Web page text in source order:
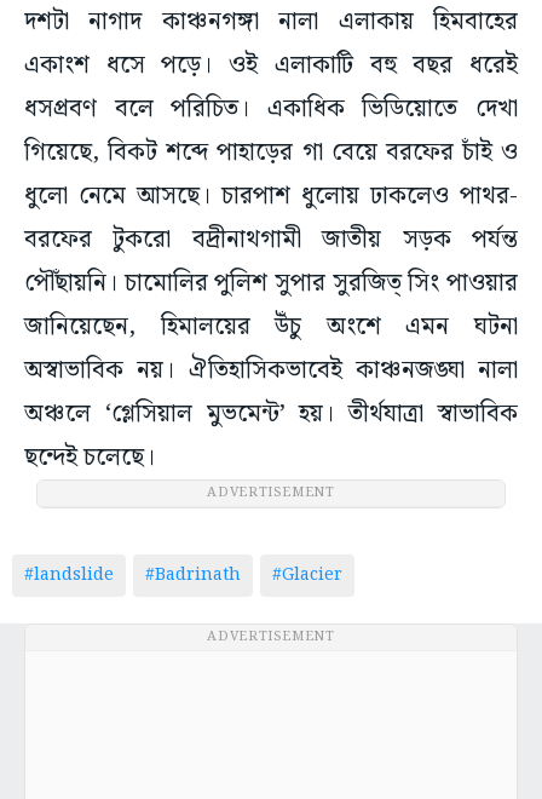
দশটা নাগাদ কাঞ্চনগঙ্গা নালা এলাকায় হিমবাহের
একাংশ ধসে পড়ে। ওই এলাকাটি বহু বছর ধরেই
ধসপ্রবণ বলে পরিচিত। একাধিক ভিডিয়োতে দেখা
গিয়েছে, বিকট শব্দে পাহাড়ের গা বেয়ে বরফের চাঁই ও
ধুলো নেমে আসছে। চারপাশ ধুলোয় ঢাকলেও পাথর-
বরফের টুকরো বদ্রীনাথগামী জাতীয় সড়ক পর্যন্ত
পৌঁছায়নি। চামোলির পুলিশ সুপার সুরজিত্ সিং পাওয়ার
জানিয়েছেন, হিমালয়ের উঁচু অংশে এমন ঘটনা
অস্বাভাবিক নয়। ঐতিহাসিকভাবেই কাঞ্চনজঙ্ঘা নালা
অঞ্চলে ‘গ্লেসিয়াল মুভমেন্ট’ হয়। তীর্থযাত্রা স্বাভাবিক
ছন্দেই চলেছে।
ADVERTISEMENT
#landslide #Badrinath #Glacier
ADVERTISEMENT